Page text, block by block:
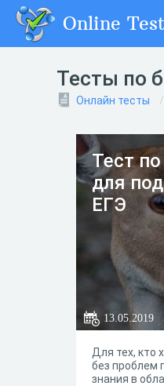
Online
Тесты по
Онлайн тесты
Тест
для
ЕГЭ
13.05.2019
Для тех, кто
без проблем
знания в